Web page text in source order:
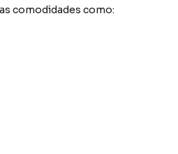
comodidades como: